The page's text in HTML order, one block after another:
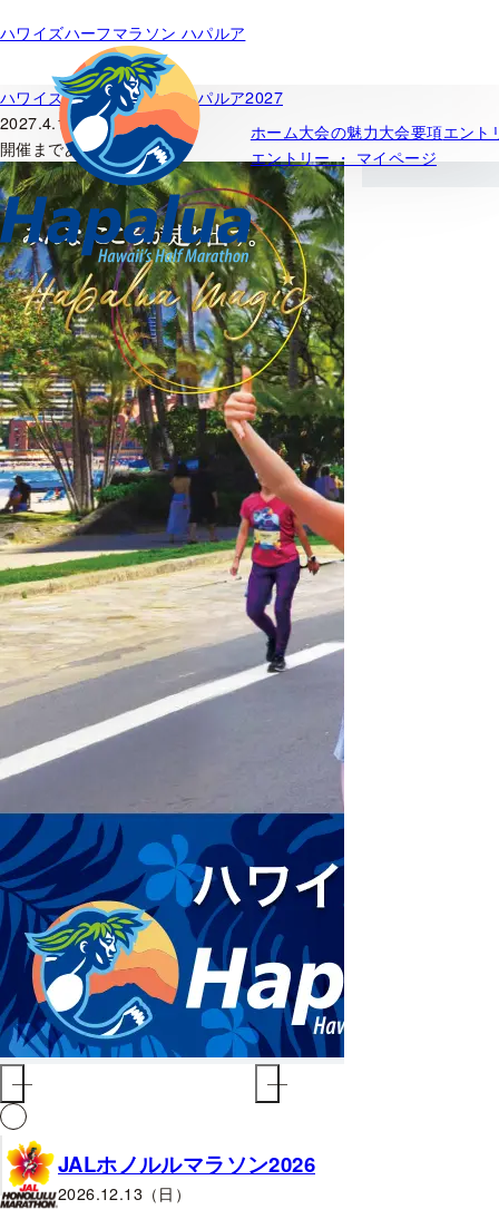
容
キッ
プ
ハワイズハーフマラソン ハパルア
ホーム大会の魅力大会要項エント
エントリー ・ マイページ
ハワイズハーフマラソン ハパルア2027
2027.4.11（日）
開催まであと
JALホノルルマラソン2026
2026.12.13（日）